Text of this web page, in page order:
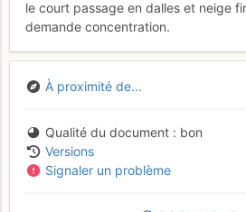
le court passage en dalles et neige
demande concentration.
À proximité de...
Qualité du document
bon
Versions
Signaler un problème